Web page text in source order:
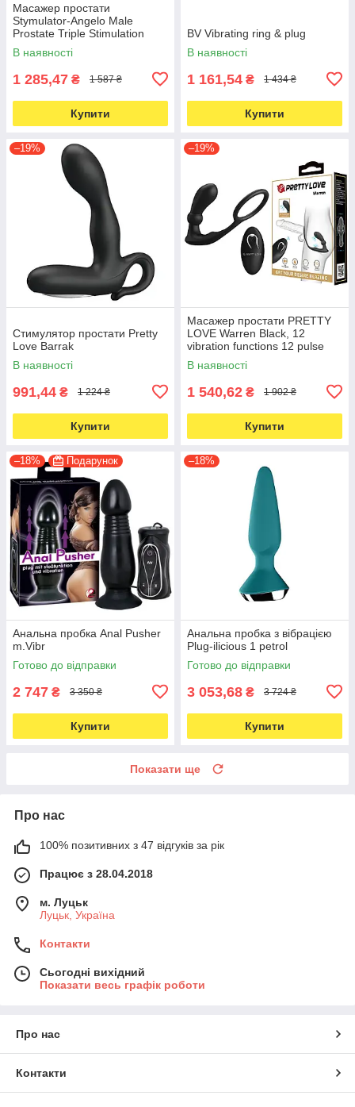
Масажер простати
Stymulator-Angelo Male
Prostate Triple Stimulation
(black)
В наявності
1 285,47 ₴ 1 587 ₴
Купити
BV Vibrating ring & plug
В наявності
1 161,54 ₴ 1 434 ₴
Купити
–19%
Стимулятор простати Pretty
Love Barrak
В наявності
991,44 ₴ 1 224 ₴
Купити
–19%
Масажер простати PRETTY
LOVE Warren Black, 12
vibration functions 12 pulse
wave settings
В наявності
1 540,62 ₴ 1 902 ₴
Купити
–18% Подарунок
Анальна пробка Anal Pusher
m.Vibr
Готово до відправки
2 747 ₴ 3 350 ₴
Купити
–18%
Анальна пробка з вібрацією
Plug-ilicious 1 petrol
Готово до відправки
3 053,68 ₴ 3 724 ₴
Купити
Показати ще
Про нас
100% позитивних з 47 відгуків за рік
Працює з 28.04.2018
м. Луцьк
Луцьк, Україна
Контакти
Сьогодні вихідний
Показати весь графік роботи
Про нас
Контакти